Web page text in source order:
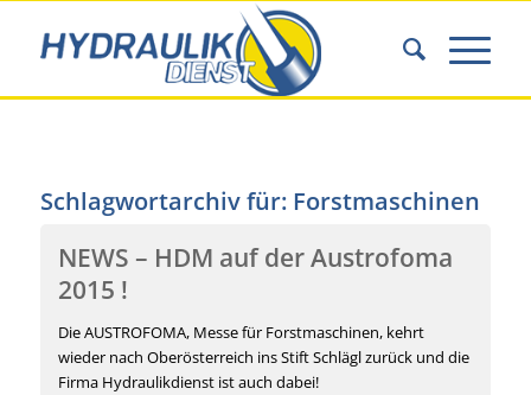
Schlagwortarchiv für: Forstmaschinen
NEWS – HDM auf der Austrofoma
2015 !
Die AUSTROFOMA, Messe für Forstmaschinen, kehrt
wieder nach Oberösterreich ins Stift Schlägl zurück und die
Firma Hydraulikdienst ist auch dabei!